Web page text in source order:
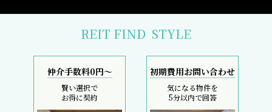
REIT FIND STYLE
仲介手数料0円～
賢い選択で
お得に契約
初期費用お問い合わせ
気になる物件を
5分以内で回答